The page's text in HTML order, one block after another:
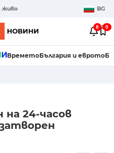
живо BG
8 0
ВреметоБългария и еврото
на 24-часов